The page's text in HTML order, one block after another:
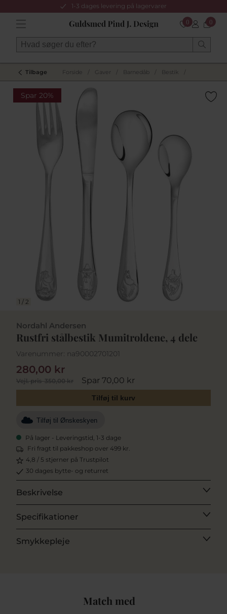
1-3 dages levering på lagervarer
0 0
Tilbage Forside Gaver Barnedåb Bestik
Spar 20%
1 / 2
Nordahl Andersen
Rustfri stålbestik Mumitroldene, 4 dele
Varenummer: na90002701201
Vejl. pris350,00 kr Spar 70,00 kr
280,00 kr
Tilføj til kurv
Tilføj til Ønskeskyen
På lager - Leveringstid, 1-3 dage
Fri fragt til pakkeshop over 499 kr.
4,8 / 5 stjerner på Trustpilot
30 dages bytte- og returret
Beskrivelse
Specifikationer
Smykkepleje
Match med